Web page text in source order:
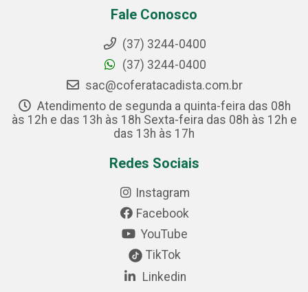
Fale Conosco
(37) 3244-0400
(37) 3244-0400
sac@coferatacadista.com.br
Atendimento de segunda a quinta-feira das 08h
às 12h e das 13h às 18h Sexta-feira das 08h às 12h e
das 13h às 17h
Redes Sociais
Instagram
Facebook
YouTube
TikTok
Linkedin